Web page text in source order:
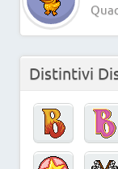
Distintivi